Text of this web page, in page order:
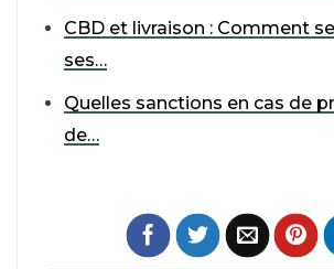
CBD et livraison : Comment
ses…
Quelles sanctions en cas de
de…